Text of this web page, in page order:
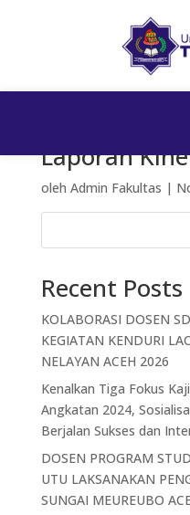
Laporan
oleh Admin Fakultas |
Recent Posts
KOLABORASI DOSEN
KEGIATAN KENDURI
NELAYAN ACEH 2026
Kenalkan Tiga Fokus
Angkatan 2024,
Berjalan Sukses dan
DOSEN PROGRAM
UTU LAKSANAKAN
SUNGAI MEUREUBO